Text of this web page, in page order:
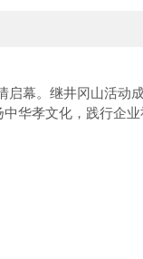
幕。继井冈山活动
华孝文化，践行企业